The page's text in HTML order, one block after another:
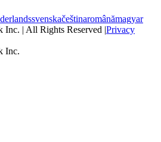
svenskačeštinaromânămagyar
| All Rights Reserved |Privacy
Inc.